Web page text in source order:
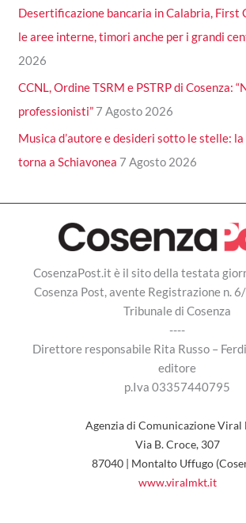
Desertificazione bancaria in Calabria, First
le aree interne, timori anche per i grandi
2026
CCNL, Ordine TSRM e PSTRP di Cosenza:
professionisti” 7 Agosto 2026
Musica d’autore e desideri sotto le stelle: la
torna a Schiavonea 7 Agosto 2026
CosenzaPost.it è il sito della testata
Cosenza Post, avente Registrazione n.
Tribunale di Cosenza
----
Direttore responsabile Rita Russo –
editore
p.Iva 03357440795
Agenzia di Comunicazione Viral
Via B. Croce, 307
87040 | Montalto Uffugo
www.viralmkt.it